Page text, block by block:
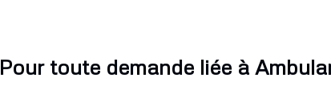
Pour toute demande liée à